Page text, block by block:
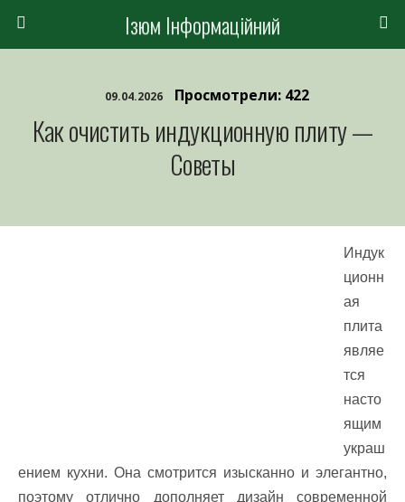
Ізюм Інформаційний
09.04.2026 Просмотрели: 422
Как очистить индукционную плиту —
Советы
Индук
ционн
ая
плита
являе
тся
насто
ящим
украш
ением кухни. Она смотрится изысканно и элегантно,
поэтому отлично дополняет дизайн современной